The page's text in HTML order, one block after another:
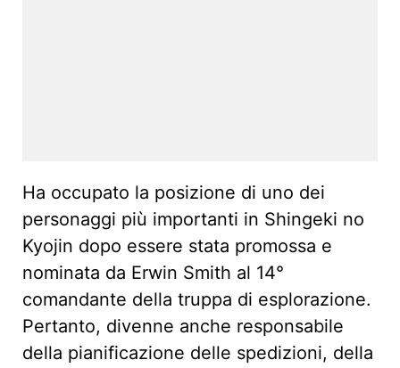
Ha occupato la posizione di uno dei
personaggi più importanti in Shingeki no
Kyojin dopo essere stata promossa e
nominata da Erwin Smith al 14°
comandante della truppa di esplorazione.
Pertanto, divenne anche responsabile
della pianificazione delle spedizioni, della